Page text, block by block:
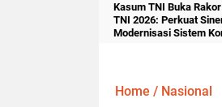
Kasum TNI Buka
TNI 2026: Perkuat
Modernisasi Sistem
Home / Nasional